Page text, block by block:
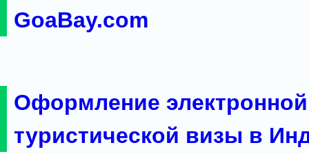
GoaBay.com
Оформление электронной
туристической визы в